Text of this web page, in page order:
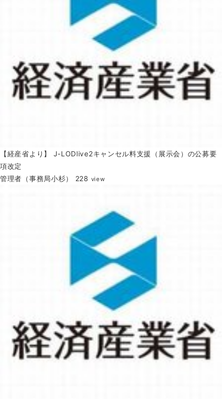
【経産省より】 J-LODlive2キャンセル料支援（展示会）の公募要
項改定
管理者（事務局小杉）
228 view